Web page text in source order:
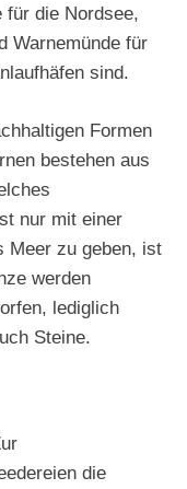
für die Nordsee,
Warnemünde für
sind.
Formen
bestehen aus
nur mit einer
Meer zu geben, ist
werden
lediglich
Steine.
die